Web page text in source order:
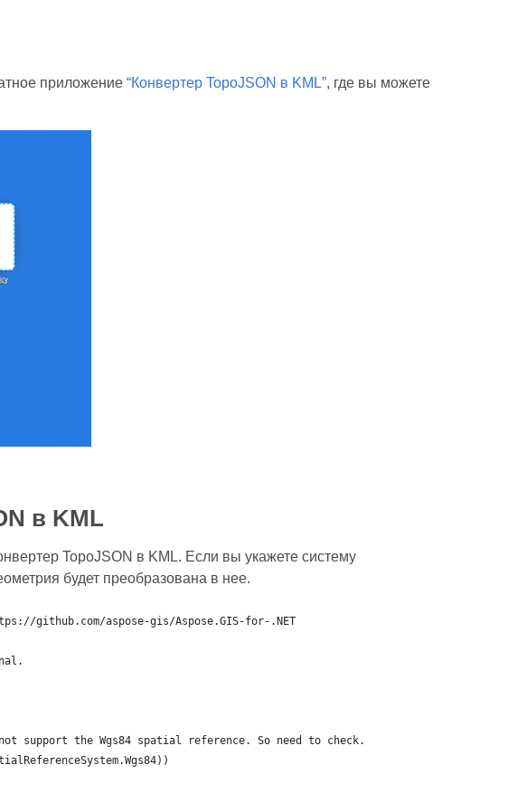
приложение “Конвертер TopoJSON в KML”, где вы можете
в KML
TopoJSON в KML. Если вы укажете систему
будет преобразована в нее.
github.com/aspose-gis/Aspose.GIS-for-.NET
support the Wgs84 spatial reference. So need to check.